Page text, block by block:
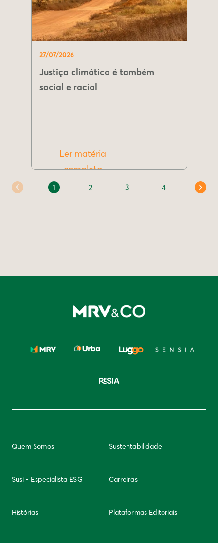
27/07/2026
Justiça climática é também
social e racial
Ler matéria
completa
1 2 3 4
Quem Somos Sustentabilidade
Susi - Especialista ESG Carreiras
Histórias Plataformas Editoriais
Newsletter Integridade